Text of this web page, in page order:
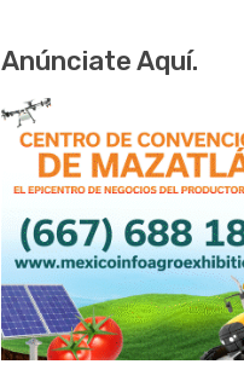
Anúnciate Aquí.